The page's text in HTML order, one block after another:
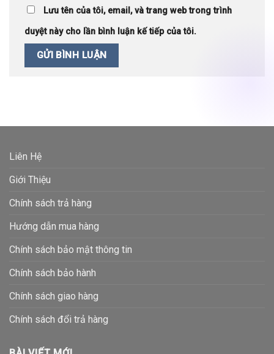
Lưu tên của tôi, email, và trang web trong trình
duyệt này cho lần bình luận kế tiếp của tôi.
Liên Hệ
Giới Thiệu
Chính sách trả hàng
Hướng dẫn mua hàng
Chính sách bảo mật thông tin
Chính sách bảo hành
Chính sách giao hàng
Chính sách đổi trả hàng